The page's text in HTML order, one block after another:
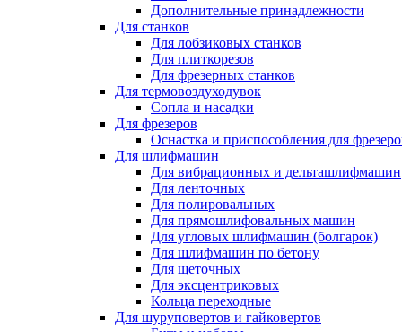
Дополнительные принадлежности
Для станков
Для лобзиковых станков
Для плиткорезов
Для фрезерных станков
Для термовоздуходувок
Сопла и насадки
Для фрезеров
Оснастка и приспособления для
Для шлифмашин
Для вибрационных и дельташлифмашин
Для ленточных
Для полировальных
Для прямошлифовальных машин
Для угловых шлифмашин (болгарок)
Для шлифмашин по бетону
Для щеточных
Для эксцентриковых
Кольца переходные
Для шуруповертов и гайковертов